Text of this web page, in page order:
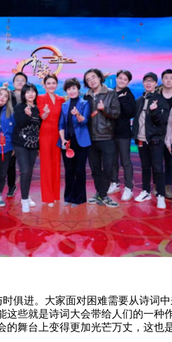
俱进。大家面对困难需要从诗词
这些就是诗词大会带给人们的一种
的舞台上变得更加光芒万丈，这也